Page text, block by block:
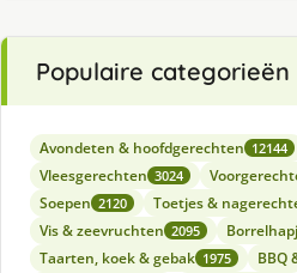
Populaire categorieën
Avondeten & hoofdgerechten 12144
Vleesgerechten 3024
Soepen 2120 Toetjes &
Vis & zeevruchten 2095
Taarten, koek & gebak 1975 BBQ